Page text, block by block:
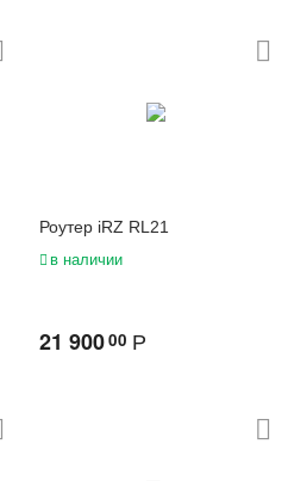
Роутер iRZ RL21
в наличии
21 90000 Р